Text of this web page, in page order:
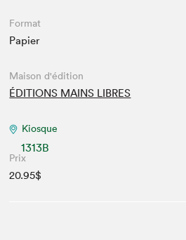
Format
Papier
Maison d'édition
ÉDITIONS MAINS LIBRES
Kiosque
1313B
Prix
20.95$